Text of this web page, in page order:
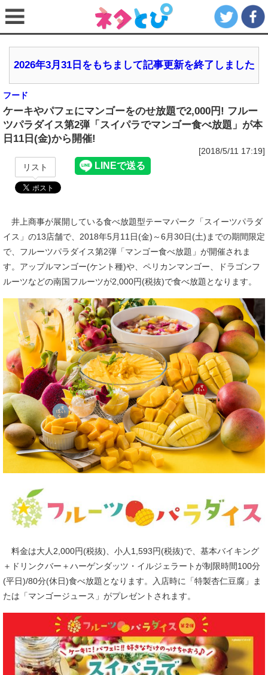
2026年3月31日をもちまして記事更新を終了しました
フード
ケーキやパフェにマンゴーをのせ放題で2,000円! フルー
ツパラダイス第2弾「スイパラでマンゴー食べ放題」が本
日11日(金)から開催!
[2018/5/11 17:19]
リスト
井上商事が展開している食べ放題型テーマパーク「スイーツパラダ
イス」の13店舗で、2018年5月11日(金)～6月30日(土)までの期間限定
で、フルーツパラダイス第2弾「マンゴー食べ放題」が開催されま
す。アップルマンゴー(ケント種)や、ペリカンマンゴー、ドラゴンフ
ルーツなどの南国フルーツが2,000円(税抜)で食べ放題となります。
料金は大人2,000円(税抜)、小人1,593円(税抜)で、基本バイキング
＋ドリンクバー＋ハーゲンダッツ・イルジェラートが制限時間100分
(平日)/80分(休日)食べ放題となります。入店時に「特製杏仁豆腐」ま
たは「マンゴージュース」がプレゼントされます。